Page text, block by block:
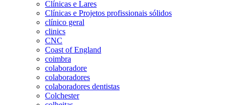
Clínicas e Lares
Clínicas e Projetos profissionais sólidos
clínico geral
clinics
CNC
Coast of England
coimbra
colaboradore
colaboradores
colaboradores dentistas
Colchester